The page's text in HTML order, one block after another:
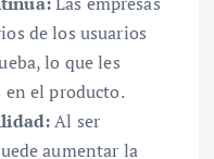
de los usuarios
lo que les
el producto.
Al ser
aumentar la